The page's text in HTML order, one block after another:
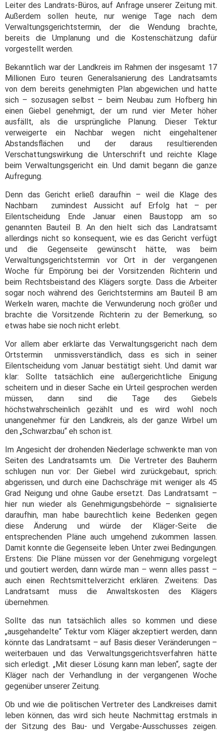
Leiter des Landrats-Büros, auf Anfrage unserer Zeitung mit.
Außerdem sollen heute, nur wenige Tage nach dem
Verwaltungsgerichtstermin, der die Wendung brachte,
bereits die Umplanung und die Kostenschätzung dafür
vorgestellt werden.
Bekanntlich war der Landkreis im Rahmen der insgesamt 17
Millionen Euro teuren Generalsanierung des Landratsamts
von dem bereits genehmigten Plan abgewichen und hatte
sich – sozusagen selbst – beim Neubau zum Hofberg hin
einen Giebel genehmigt, der um rund vier Meter höher
ausfällt, als die ursprüngliche Planung. Dieser Tektur
verweigerte ein Nachbar wegen nicht eingehaltener
Abstandsflächen und der daraus resultierenden
Verschattungswirkung die Unterschrift und reichte Klage
beim Verwaltungsgericht ein. Und damit begann die ganze
Aufregung.
Denn das Gericht erließ daraufhin – weil die Klage des
Nachbarn zumindest Aussicht auf Erfolg hat – per
Eilentscheidung Ende Januar einen Baustopp am so
genannten Bauteil B. An den hielt sich das Landratsamt
allerdings nicht so konsequent, wie es das Gericht verfügt
und die Gegenseite gewünscht hätte, was beim
Verwaltungsgerichtstermin vor Ort in der vergangenen
Woche für Empörung bei der Vorsitzenden Richterin und
beim Rechtsbeistand des Klägers sorgte. Dass die Arbeiter
sogar noch während des Gerichtstermins am Bauteil B am
Werkeln waren, machte die Verwunderung noch größer und
brachte die Vorsitzende Richterin zu der Bemerkung, so
etwas habe sie noch nicht erlebt.
Vor allem aber erklärte das Verwaltungsgericht nach dem
Ortstermin unmissverständlich, dass es sich in seiner
Eilentscheidung vom Januar bestätigt sieht. Und damit war
klar: Sollte tatsächlich eine außergerichtliche Einigung
scheitern und in dieser Sache ein Urteil gesprochen werden
müssen, dann sind die Tage des Giebels
höchstwahrscheinlich gezählt und es wird wohl noch
unangenehmer für den Landkreis, als der ganze Wirbel um
den „Schwarzbau“ eh schon ist.
Im Angesicht der drohenden Niederlage schwenkte man von
Seiten des Landratsamts um. Die Vertreter des Bauherrn
schlugen nun vor: Der Giebel wird zurückgebaut, sprich:
abgerissen, und durch eine Dachschräge mit weniger als 45
Grad Neigung und ohne Gaube ersetzt. Das Landratsamt –
hier nun wieder als Genehmigungsbehörde – signalisierte
daraufhin, man habe baurechtlich keine Bedenken gegen
diese Änderung und würde der Kläger-Seite die
entsprechenden Pläne auch umgehend zukommen lassen.
Damit konnte die Gegenseite leben. Unter zwei Bedingungen.
Erstens: Die Pläne müssen vor der Genehmigung vorgelegt
und goutiert werden, dann würde man – wenn alles passt –
auch einen Rechtsmittelverzicht erklären. Zweitens: Das
Landratsamt muss die Anwaltskosten des Klägers
übernehmen.
Sollte das nun tatsächlich alles so kommen und diese
„ausgehandelte“ Tektur vom Kläger akzeptiert werden, dann
könnte das Landratsamt – auf Basis dieser Veränderungen –
weiterbauen und das Verwaltungsgerichtsverfahren hätte
sich erledigt. „Mit dieser Lösung kann man leben“, sagte der
Kläger nach der Verhandlung in der vergangenen Woche
gegenüber unserer Zeitung.
Ob und wie die politischen Vertreter des Landkreises damit
leben können, das wird sich heute Nachmittag erstmals in
der Sitzung des Bau- und Vergabe-Ausschusses zeigen.